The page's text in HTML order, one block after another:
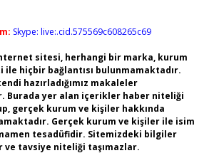
Skype: live:.cid.575569c608265c69
sitesi, herhangi bir marka, kurum
ile hiçbir bağlantısı bulunmamaktadır.
hazırladığımız makaleler
Burada yer alan içerikler haber niteliği
gerçek kurum ve kişiler hakkında
Gerçek kurum ve kişiler ile isim
tesadüfidir. Sitemizdeki bilgiler
tavsiye niteliği taşımazlar.